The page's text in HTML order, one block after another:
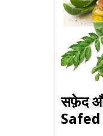
सफ़ेद
Safed